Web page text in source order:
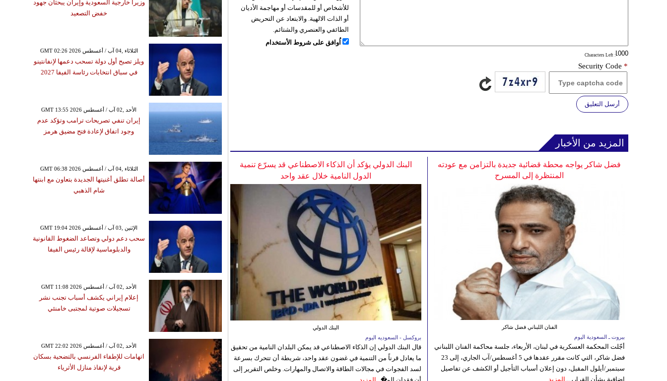
: Characters Left
للأشخاص أو للمقدسات أو مهاجمة الأديان
أو الذات الالهية. والابتعاد عن التحريض
الطائفي والعنصري والشتائم.
اُوافق على شروط الأستخدام
Security Code *
أرسل التعليق
المزيد من الأخبار
البنك الدولي يؤكد أن الذكاء الاصطناعي قد يسرّع تنمية
الدول النامية خلال عقد واحد
البنك الدولي
بروكسل - السعوديه اليوم
قال البنك الدولي إن الذكاء الاصطناعي قد يمكن البلدان النامية من تحقيق
ما يعادل قرناً من التنمية في غضون عقد واحد، شريطة أن تتحرك بسرعة
لسد الفجوات في مجالات الطاقة والاتصال والمهارات. وخلص التقرير إلى
فضل شاكر يواجه محطة قضائية جديدة بالتزامن مع عودته
المنتظرة إلى المسرح
الفنان اللبناني فضل شاكر
بيروت ـ السعودية اليوم
أجّلت المحكمة العسكرية في لبنان، الأربعاء، جلسة محاكمة الفنان اللبناني
فضل شاكر، التي كانت مقرر عقدها في 5 أغسطس/آب الجاري، إلى 23
سبتمبر/أيلول المقبل، دون إعلان أسباب التأجيل أو الكشف عن تفاصيل
إضافية بشأن القرار، ... المزيد
وزيرا خارجية السعودية وإيران يبحثان جهود
خفض التصعيد
GMT 02:26 2026 الثلاثاء ,04 آب / أغسطس
ويلز تصبح أول دولة تسحب دعمها لإنفانتينو
في سباق انتخابات رئاسة الفيفا 2027
GMT 13:55 2026 الأحد ,02 آب / أغسطس
إيران تنفي تصريحات ترامب وتؤكد عدم
وجود اتفاق لإعادة فتح مضيق هرمز
GMT 06:38 2026 الثلاثاء ,04 آب / أغسطس
أصالة تطلق أغنيتها الجديدة بتعاون مع ابنتها
شام الذهبي
GMT 19:04 2026 الإثنين ,03 آب / أغسطس
سحب دعم دولي وتصاعد الضغوط القانونية
والدبلوماسية لإقالة رئيس الفيفا
GMT 11:08 2026 الأحد ,02 آب / أغسطس
إعلام إيراني يكشف أسباب تجنب نشر
تسجيلات صوتية لمجتبى خامنئي
GMT 22:02 2026 الأحد ,02 آب / أغسطس
اتهامات للإطفاء الفرنسي بالتضحية بسكان
قرية لإنقاذ منازل الأثرياء